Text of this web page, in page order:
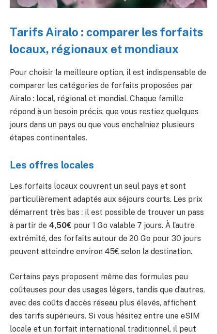
Tarifs Airalo : comparer les forfaits
locaux, régionaux et mondiaux
Pour choisir la meilleure option, il est indispensable de
comparer les catégories de forfaits proposées par
Airalo : local, régional et mondial. Chaque famille
répond à un besoin précis, que vous restiez quelques
jours dans un pays ou que vous enchaîniez plusieurs
étapes continentales.
Les offres locales
Les forfaits locaux couvrent un seul pays et sont
particulièrement adaptés aux séjours courts. Les prix
démarrent très bas : il est possible de trouver un pass
à partir de 4,50€ pour 1 Go valable 7 jours. À l’autre
extrémité, des forfaits autour de 20 Go pour 30 jours
peuvent atteindre environ 45€ selon la destination.
Certains pays proposent même des formules peu
coûteuses pour des usages légers, tandis que d’autres,
avec des coûts d’accès réseau plus élevés, affichent
des tarifs supérieurs. Si vous hésitez entre une eSIM
locale et un forfait international traditionnel, il peut